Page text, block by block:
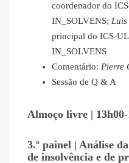
coordenador do
IN_SOLVENS; Luís
principal do ICS-
IN_SOLVENS
Comentário: Pierre
Sessão de Q & A
Almoço livre | 13h00-
3.º painel | Análise
de insolvência e de